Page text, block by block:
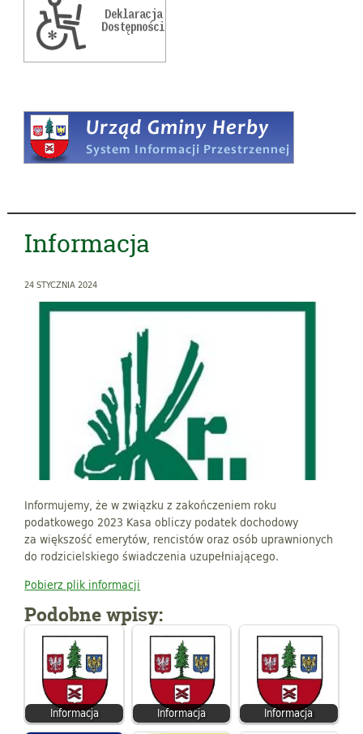
Informacja
24 STYCZNIA 2024
Informujemy, że w związku z zakończeniem roku
podatkowego 2023 Kasa obliczy podatek dochodowy
za większość emerytów, rencistów oraz osób uprawnionych
do rodzicielskiego świadczenia uzupełniającego.
Pobierz plik informacji
Podobne wpisy:
Informacja Informacja Informacja